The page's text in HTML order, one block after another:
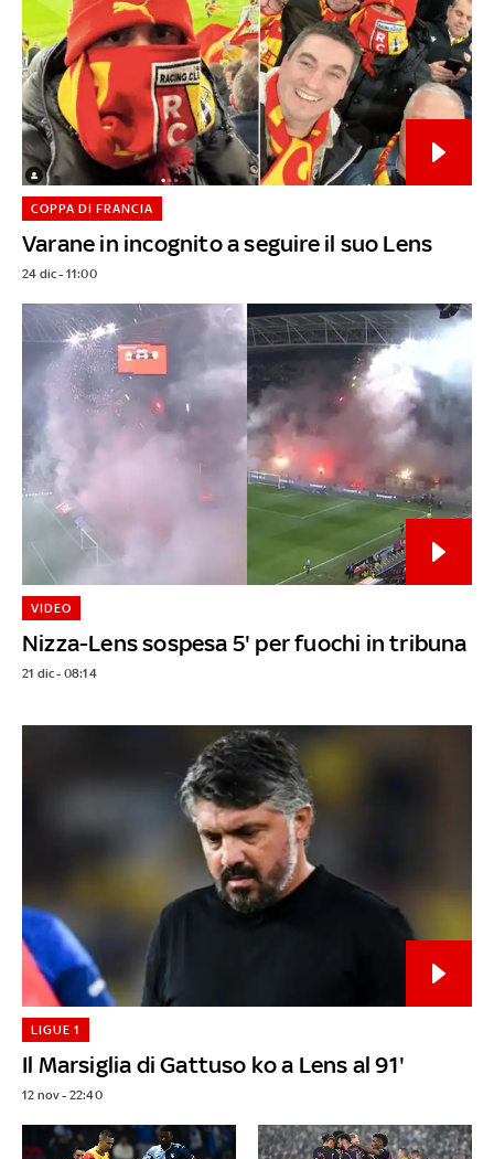
Varane in incognito a seguire il suo Lens
COPPA DI FRANCIA
24 dic - 11:00
Nizza-Lens sospesa 5' per fuochi in tribuna
VIDEO
21 dic - 08:14
Il Marsiglia di Gattuso ko a Lens al 91'
LIGUE 1
12 nov - 22:40